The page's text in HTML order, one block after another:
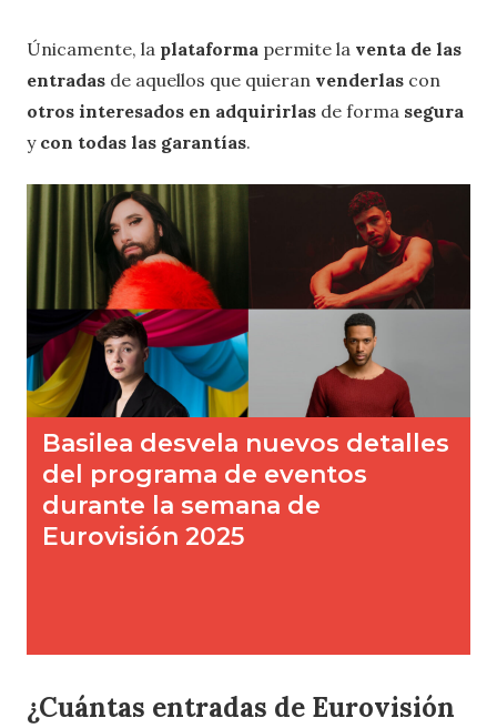
Únicamente, la plataforma permite la venta de las
entradas de aquellos que quieran venderlas con
otros interesados en adquirirlas de forma segura
y con todas las garantías.
¿Cuántas entradas de Eurovisión